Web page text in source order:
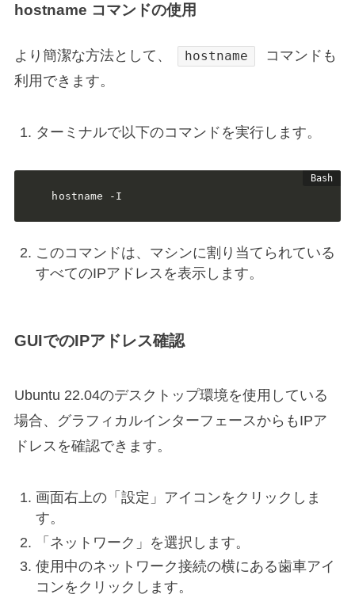
hostname コマンドの使用
より簡潔な方法として、 hostname
コマンドも
利用できます。
ターミナルで以下のコマンドを実行します。
hostname -I
このコマンドは、マシンに割り当てられている
すべてのIPアドレスを表示します。
GUIでのIPアドレス確認
Ubuntu 22.04のデスクトップ環境を使用している
場合、グラフィカルインターフェースからもIPア
ドレスを確認できます。
画面右上の「設定」アイコンをクリックしま
す。
「ネットワーク」を選択します。
使用中のネットワーク接続の横にある歯車アイ
コンをクリックします。